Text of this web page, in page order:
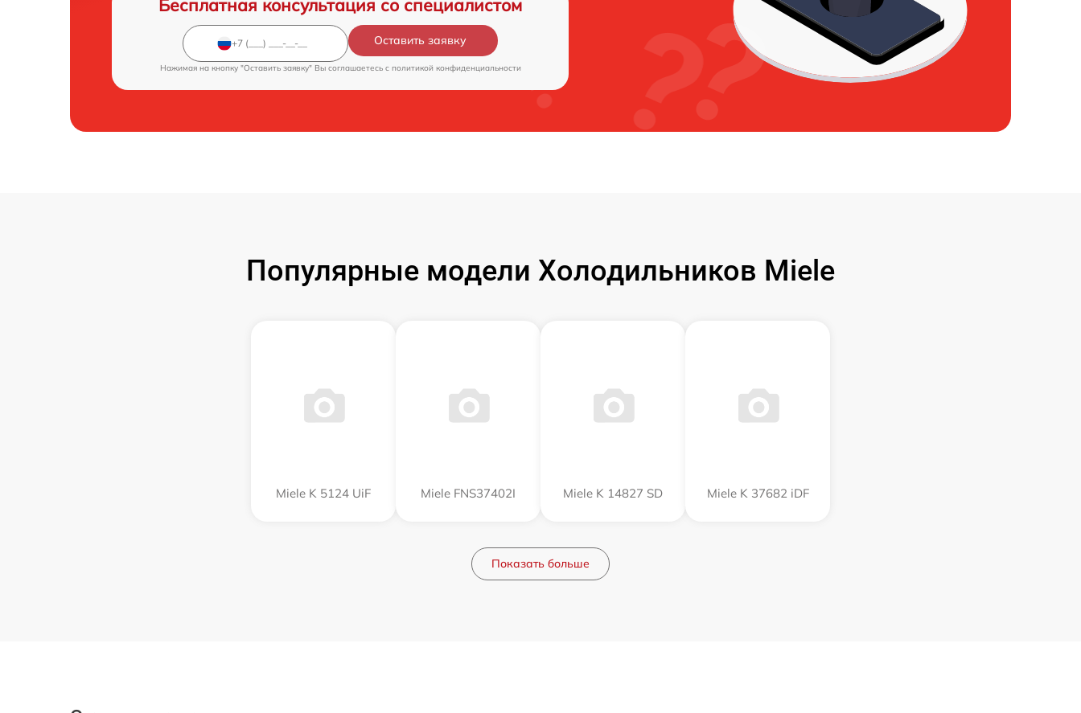
Бесплатная консультация со специалистом
Оставить заявку
Нажимая на кнопку "Оставить заявку" Вы соглашаетесь c политикой конфиденциальности
Популярные модели Холодильников Miele
Miele K 5124 UiF Miele FNS37402I Miele K 14827 SD Miele K 37682 iDF
Показать больше